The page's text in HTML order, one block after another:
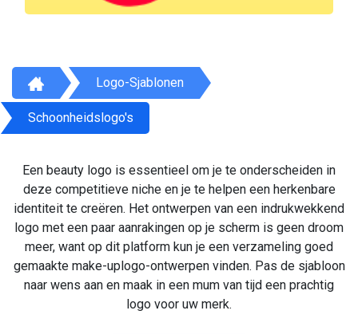
Logo-Sjablonen
Schoonheidslogo's
Een beauty logo is essentieel om je te onderscheiden in
deze competitieve niche en je te helpen een herkenbare
identiteit te creëren. Het ontwerpen van een indrukwekkend
logo met een paar aanrakingen op je scherm is geen droom
meer, want op dit platform kun je een verzameling goed
gemaakte make-uplogo-ontwerpen vinden. Pas de sjabloon
naar wens aan en maak in een mum van tijd een prachtig
logo voor uw merk.